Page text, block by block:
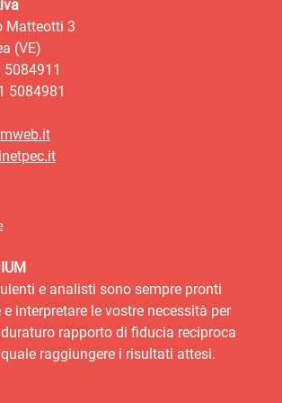
Matteotti 3
(VE)
5084911
5084981
e analisti sono sempre pronti
interpretare le vostre necessità per
rapporto di fiducia reciproca
raggiungere i risultati attesi.